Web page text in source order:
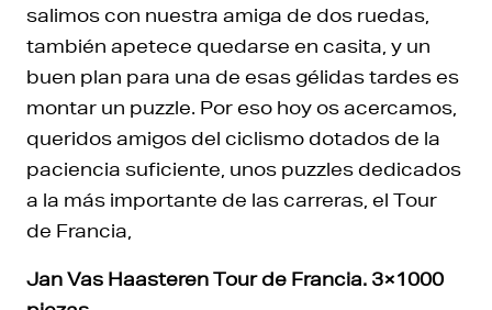
salimos con nuestra amiga de dos ruedas,
también apetece quedarse en casita, y un
buen plan para una de esas gélidas tardes es
montar un puzzle. Por eso hoy os acercamos,
queridos amigos del ciclismo dotados de la
paciencia suficiente, unos puzzles dedicados
a la más importante de las carreras, el Tour
de Francia,
Jan Vas Haasteren Tour de Francia. 3×1000